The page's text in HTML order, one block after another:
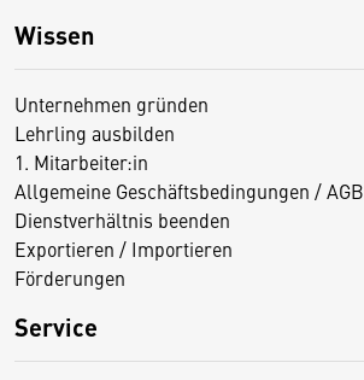
Wissen
Unternehmen gründen
Lehrling ausbilden
1. Mitarbeiter:in
Allgemeine Geschäftsbedingungen / AGB
Dienstverhältnis beenden
Exportieren / Importieren
Förderungen
Service